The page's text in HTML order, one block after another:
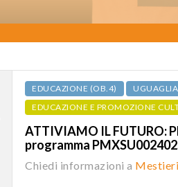
EDUCAZIONE (OB.4)
EDUCAZIONE E PROMOZIONE
ATTIVIAMO IL FUTURO:
programma
Chiedi informazioni a